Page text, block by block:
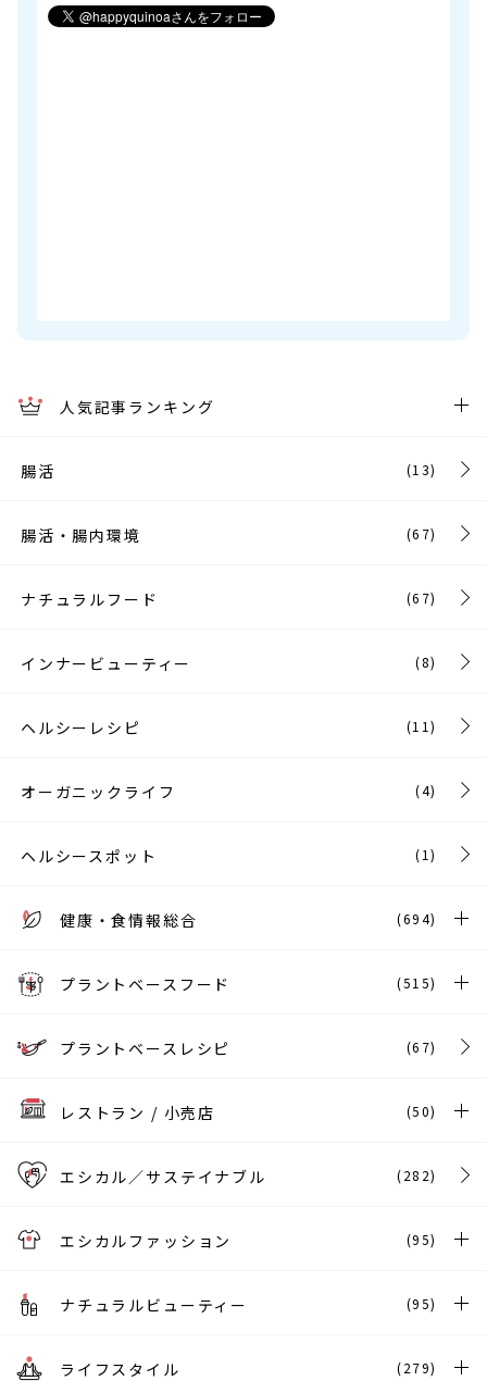
人気記事ランキング
腸活 (13)
腸活・腸内環境 (67)
ナチュラルフード (67)
インナービューティー (8)
ヘルシーレシピ (11)
オーガニックライフ (4)
ヘルシースポット (1)
健康・食情報総合 (694)
プラントベースフード (515)
プラントベースレシピ (67)
レストラン / 小売店 (50)
エシカル／サステイナブル (282)
エシカルファッション (95)
ナチュラルビューティー (95)
ライフスタイル (279)